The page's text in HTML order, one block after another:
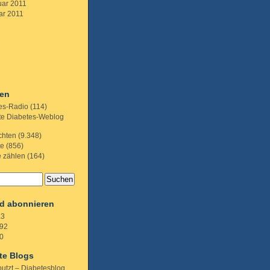
2011
2011
Radio (114)
Diabetes-Weblog
(9.348)
(856)
zählen (164)
abonnieren
Blogs
– Diabetesblog